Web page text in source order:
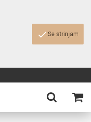
Se strinjam